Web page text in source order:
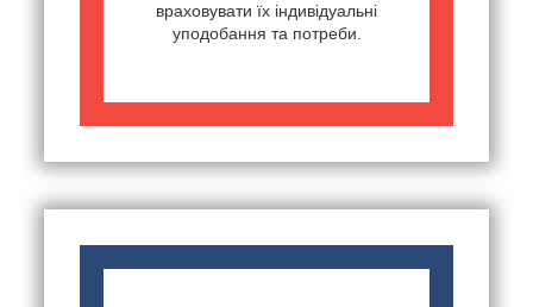
враховувати їх індивідуальні
уподобання та потреби.